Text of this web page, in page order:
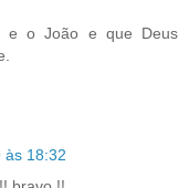
e o João e que Deus
às 18:32